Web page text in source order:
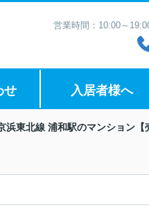
営業時間：10:00～
せ 入居者様へ
浜東北線 浦和駅のマンション【